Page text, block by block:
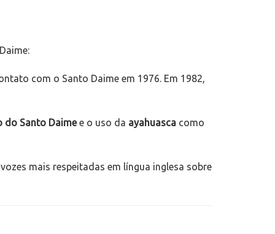
com o Santo Daime em 1976. Em 1982,
do Santo Daimee o uso da ayahuasca como
mais respeitadas em língua inglesa sobre